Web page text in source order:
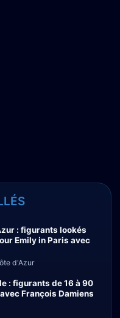
: figurants lookés
Emily in Paris avec
d'Azur
: figurants de 16 à 90
François Damiens